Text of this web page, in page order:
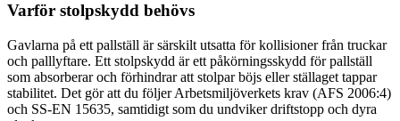
Varför stolpskydd behövs
Gavlarna på ett pallställ är särskilt utsatta för kollisioner från truckar
och palllyftare. Ett stolpskydd är ett påkörningsskydd för pallställ
som absorberar och förhindrar att stolpar böjs eller ställaget tappar
stabilitet. Det gör att du följer Arbetsmiljöverkets krav (AFS 2006:4)
och SS-EN 15635, samtidigt som du undviker driftstopp och dyra